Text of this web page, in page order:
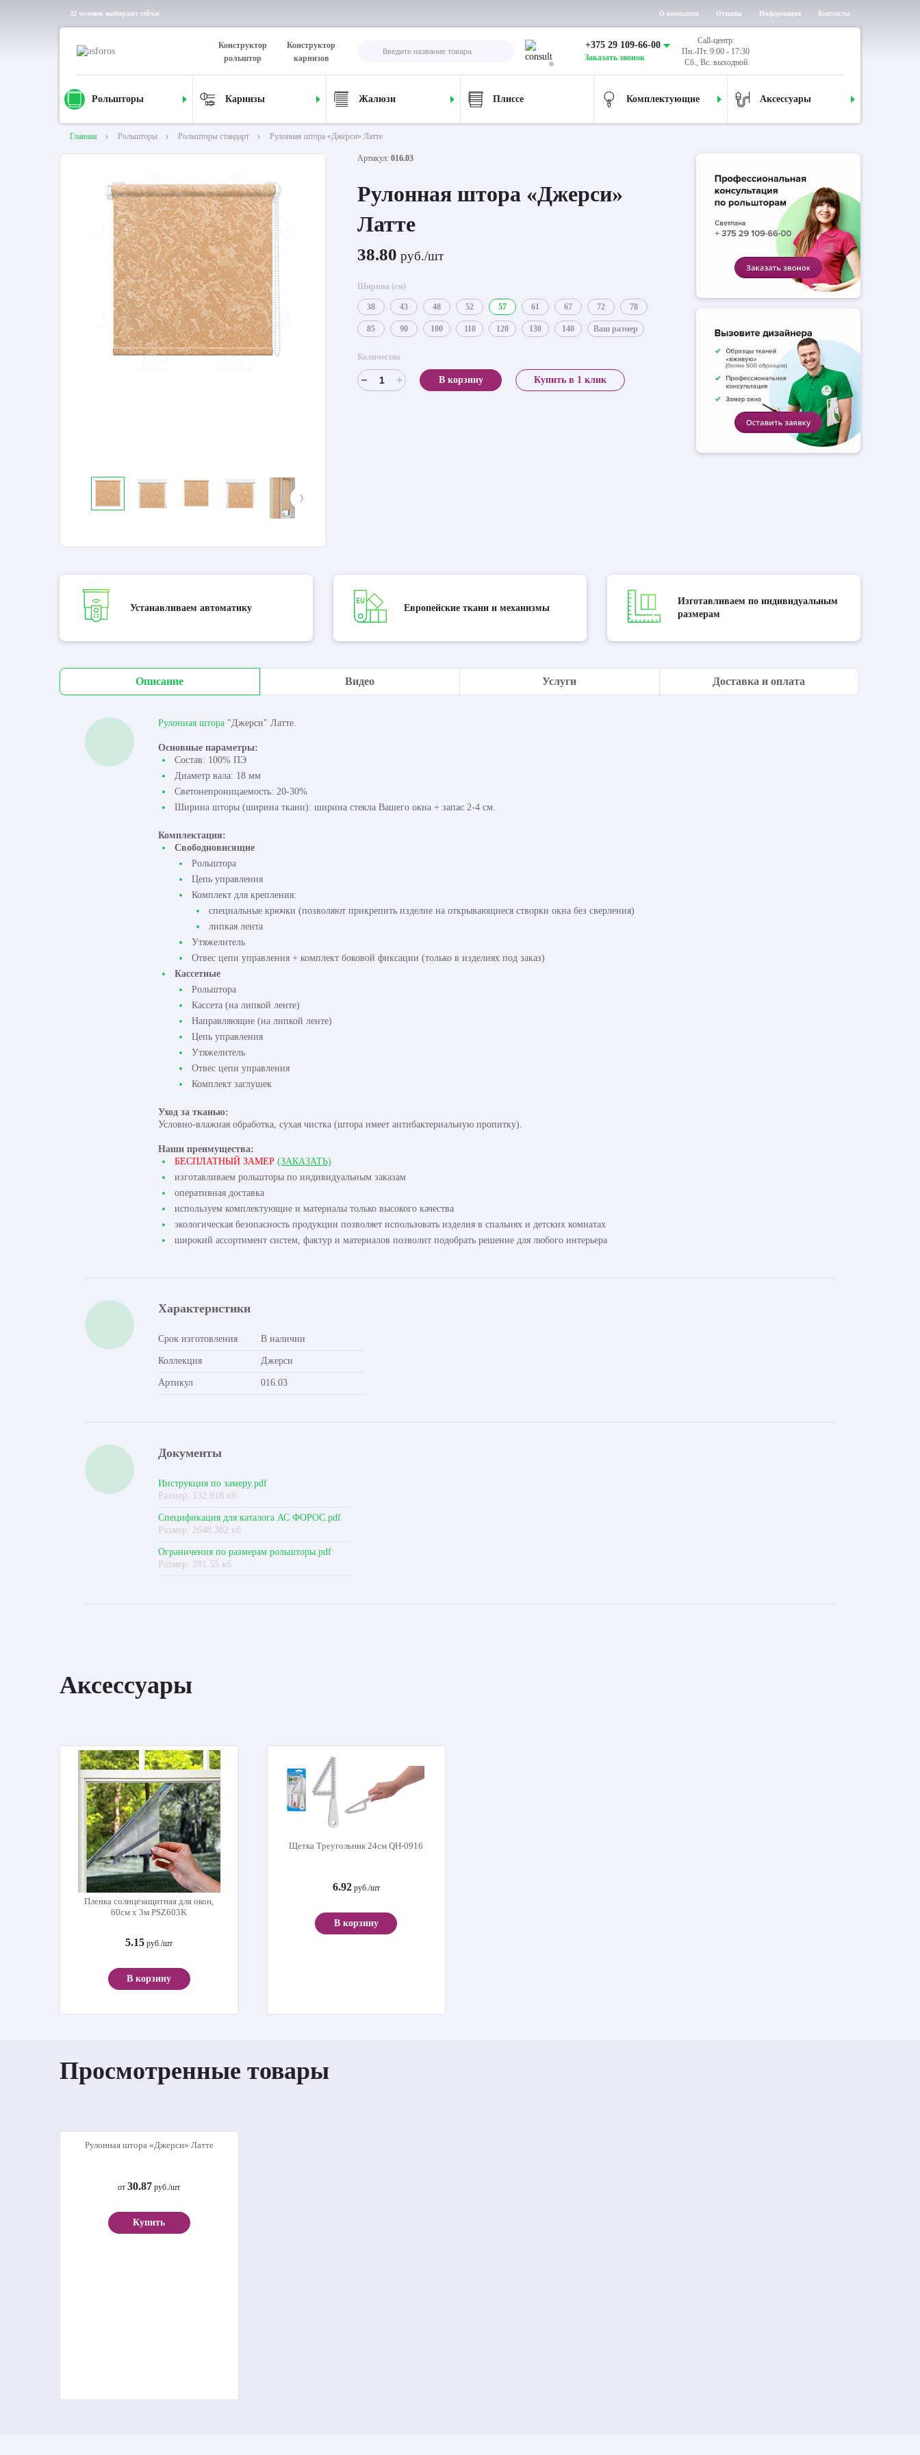
32 человек выбирают сейчас О компании Отзывы Информация Контакты
Конструктор
рольштор
Конструктор
карнизов
+375 29 109-66-00
Заказать звонок
Call-центр:
Пн.-Пт. 9:00 - 17:30
Сб., Вс. выходной
Рольшторы Карнизы Жалюзи Плиссе Комплектующие Аксессуары
Главная Рольшторы Рольшторы стандарт Рулонная штора «Джерси» Латте
Артикул: 016.03
Рулонная штора «Джерси»
Латте
38.80 руб./шт
Ширина (см)
38 43 48 52 57 61 67 72 78
85 90 100 110 120 130 140 Ваш размер
Количество
В корзину Купить в 1 клик
Устанавливаем автоматику Европейские ткани и механизмы
Изготавливаем по индивидуальным
размерам
Описание Видео Услуги Доставка и оплата
Рулонная штора "Джерси" Латте.
Основные параметры:
Состав: 100% ПЭ
Диаметр вала: 18 мм
Светонепроницаемость: 20-30%
Ширина шторы (ширина ткани): ширина стекла Вашего окна + запас 2-4 см.
Комплектация:
Свободновисящие
Рольштора
Цепь управления
Комплект для крепления:
специальные крючки (позволяют прикрепить изделие на открывающиеся створки окна без сверления)
липкая лента
Утяжелитель
Отвес цепи управления + комплект боковой фиксации (только в изделиях под заказ)
Кассетные
Рольштора
Кассета (на липкой ленте)
Направляющие (на липкой ленте)
Цепь управления
Утяжелитель
Отвес цепи управления
Комплект заглушек
Уход за тканью:
Условно-влажная обработка, сухая чистка (штора имеет антибактериальную пропитку).
Наши преимущества:
БЕСПЛАТНЫЙ ЗАМЕР (ЗАКАЗАТЬ)
изготавливаем рольшторы по индивидуальным заказам
оперативная доставка
используем комплектующие и материалы только высокого качества
экологическая безопасность продукции позволяет использовать изделия в спальнях и детских комнатах
широкий ассортимент систем, фактур и материалов позволит подобрать решение для любого интерьера
Характеристики
Срок изготовления В наличии
Коллекция Джерси
Артикул 016.03
Документы
Инструкция по замеру.pdf
Размер: 132.918 кб
Спецификация для каталога АС ФОРОС.pdf
Размер: 2648.382 кб
Ограничения по размерам рольшторы.pdf
Размер: 281.55 кб
Аксессуары
Пленка солнцезащитная для окон,
60см х 3м PSZ603K
5.15 руб./шт
В корзину
Щетка Треугольник 24см QH-0916
6.92руб./шт
В корзину
Просмотренные товары
Рулонная штора «Джерси» Латте
от30.87 руб./шт
Купить